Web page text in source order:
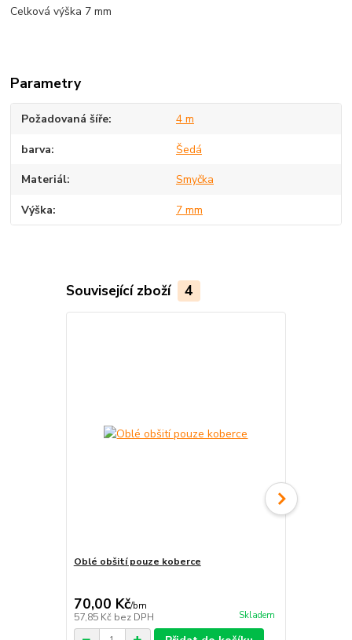
Celková výška 7 mm
Parametry
Požadovaná šíře 4 m
barva Šedá
Materiál Smyčka
Výška 7 mm
Související zboží 4
Oblé obšití pouze koberce
70,00 Kč/bm
57,85 Kč bez DPH Skladem